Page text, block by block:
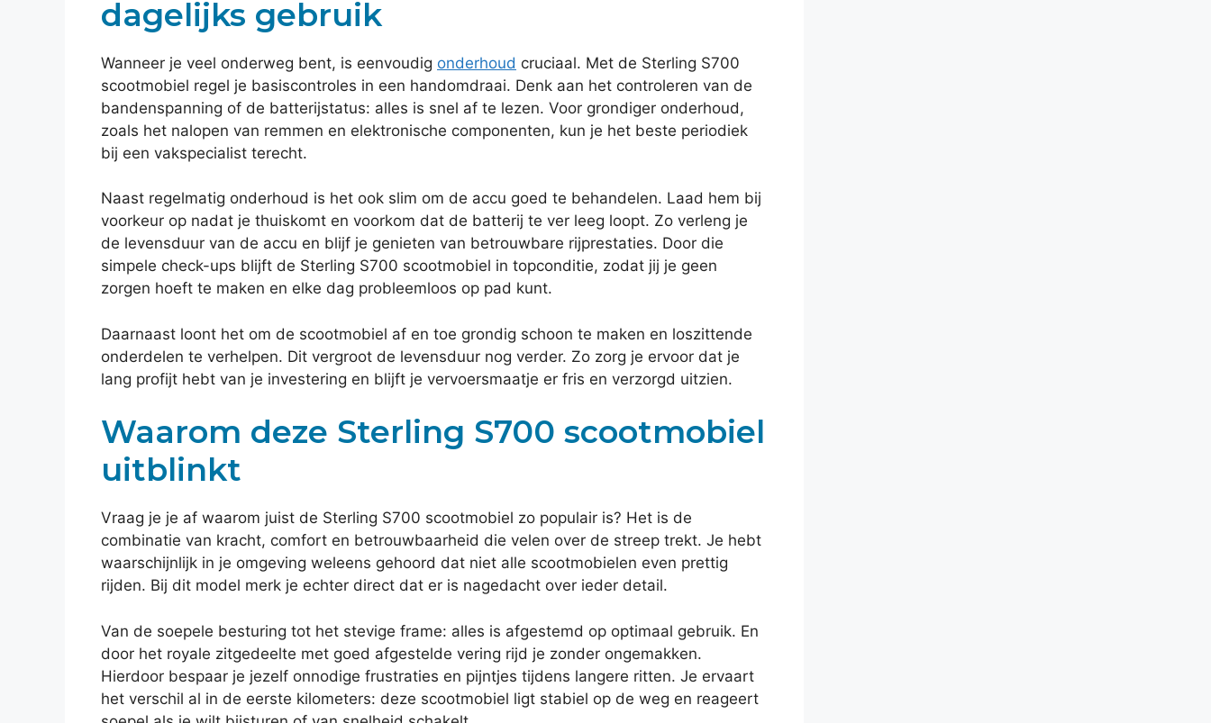
dagelijks gebruik
Wanneer je veel onderweg bent, is eenvoudig onderhoud cruciaal. Met de Sterling S700
scootmobiel regel je basiscontroles in een handomdraai. Denk aan het controleren van de
bandenspanning of de batterijstatus: alles is snel af te lezen. Voor grondiger onderhoud,
zoals het nalopen van remmen en elektronische componenten, kun je het beste periodiek
bij een vakspecialist terecht.
Naast regelmatig onderhoud is het ook slim om de accu goed te behandelen. Laad hem bij
voorkeur op nadat je thuiskomt en voorkom dat de batterij te ver leeg loopt. Zo verleng je
de levensduur van de accu en blijf je genieten van betrouwbare rijprestaties. Door die
simpele check-ups blijft de Sterling S700 scootmobiel in topconditie, zodat jij je geen
zorgen hoeft te maken en elke dag probleemloos op pad kunt.
Daarnaast loont het om de scootmobiel af en toe grondig schoon te maken en loszittende
onderdelen te verhelpen. Dit vergroot de levensduur nog verder. Zo zorg je ervoor dat je
lang profijt hebt van je investering en blijft je vervoersmaatje er fris en verzorgd uitzien.
Waarom deze Sterling S700 scootmobiel
uitblinkt
Vraag je je af waarom juist de Sterling S700 scootmobiel zo populair is? Het is de
combinatie van kracht, comfort en betrouwbaarheid die velen over de streep trekt. Je hebt
waarschijnlijk in je omgeving weleens gehoord dat niet alle scootmobielen even prettig
rijden. Bij dit model merk je echter direct dat er is nagedacht over ieder detail.
Van de soepele besturing tot het stevige frame: alles is afgestemd op optimaal gebruik. En
door het royale zitgedeelte met goed afgestelde vering rijd je zonder ongemakken.
Hierdoor bespaar je jezelf onnodige frustraties en pijntjes tijdens langere ritten. Je ervaart
het verschil al in de eerste kilometers: deze scootmobiel ligt stabiel op de weg en reageert